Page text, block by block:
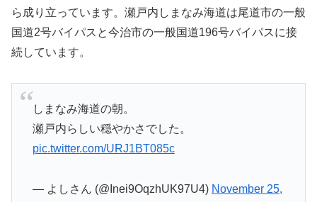
ら成り立っています。瀬戸内しまなみ海道は尾道市の一般
国道2号バイパスと今治市の一般国道196号バイパスに接
続しています。
しまなみ海道の朝。
瀬戸内らしい穏やかさでした。
pic.twitter.com/URJ1BT085c
— よしさん (@Inei9OqzhUK97U4) November 25,